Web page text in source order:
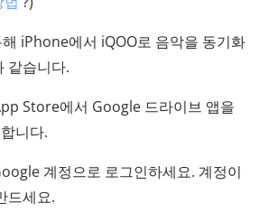
iPhone에서 iQOO로 음악을 동기화
같습니다.
Store에서 Google 드라이브 앱을
니다.
계정으로 로그인하세요. 계정이
드세요.